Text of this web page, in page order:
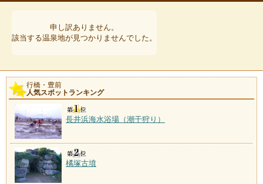
申し訳ありません。
該当する温泉地が見つかりませんでした。
行橋・豊前
人気スポットランキング
長井浜海水浴場（潮干狩り）
橘塚古墳